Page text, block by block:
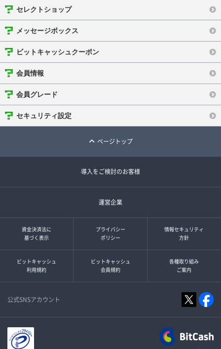
セレクトショップ
メッセージボックス
ビットキャッシュクーポン
会員情報
会員グレード
セキュリティ設定
ページトップ
導入をご検討のお客様
運営企業
資金決済法に
基づく表示
プライバシー
ポリシー
情報セキュリティ
方針
ビットキャッシュ
利用規約
ビットキャッシュ
会員規約
各種取り組み
ご案内
公式SNSアカウント